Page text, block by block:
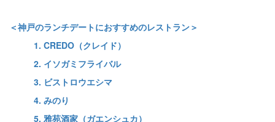
＜神戸のランチデートにおすすめのレストラン＞
1. CREDO（クレイド）
2. イソガミフライバル
3. ビストロウエシマ
4. みのり
5. 雅苑酒家（ガエンシュカ）